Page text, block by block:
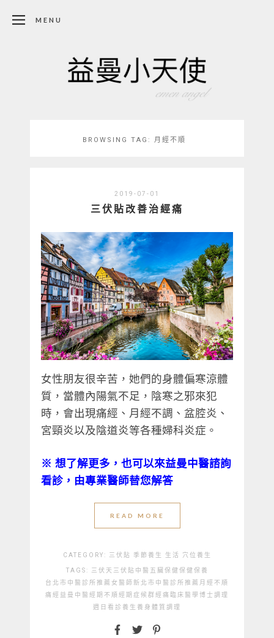
MENU
BROWSING TAG: 月經不順
2019-07-01
三伏貼改善治經痛
女性朋友很辛苦，她們的身體偏寒涼體
質，當體內陽氣不足，陰寒之邪來犯
時，會出現痛經、月經不調、盆腔炎、
宮頸炎以及陰道炎等各種婦科炎症。
※ 想了解更多，也可以來益曼中醫諮詢
看診，由專業醫師替您解答
READ MORE
CATEGORY: 三伏貼 季節養生 生活 穴位養生
TAGS: 三伏天 三伏貼 中醫 五臟保健保健保養
台北市中醫診所推薦 女醫師 新北市中醫診所推薦 月經不順
痛經 益曼中醫 經期不順 經期症候群經痛 臨床醫學博士調理
週日看診 養生 養身 體質調理